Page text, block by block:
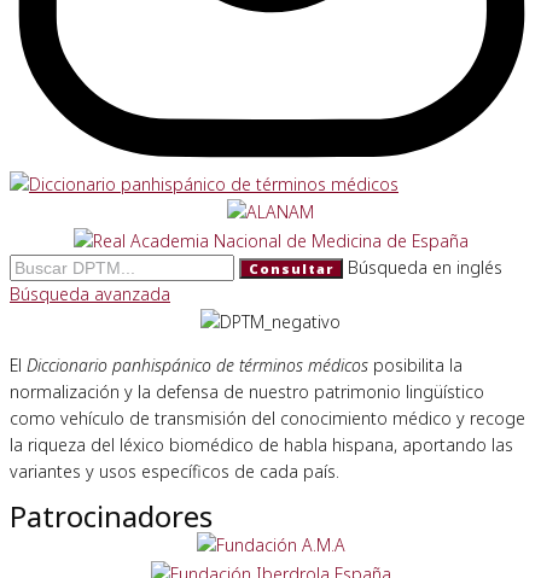
Consultar
Búsqueda en inglés
Búsqueda avanzada
El Diccionario panhispánico de términos médicos posibilita la
normalización y la defensa de nuestro patrimonio lingüístico
como vehículo de transmisión del conocimiento médico y recoge
la riqueza del léxico biomédico de habla hispana, aportando las
variantes y usos específicos de cada país.
Patrocinadores